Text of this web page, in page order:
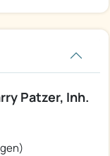
Patzer, Inh.